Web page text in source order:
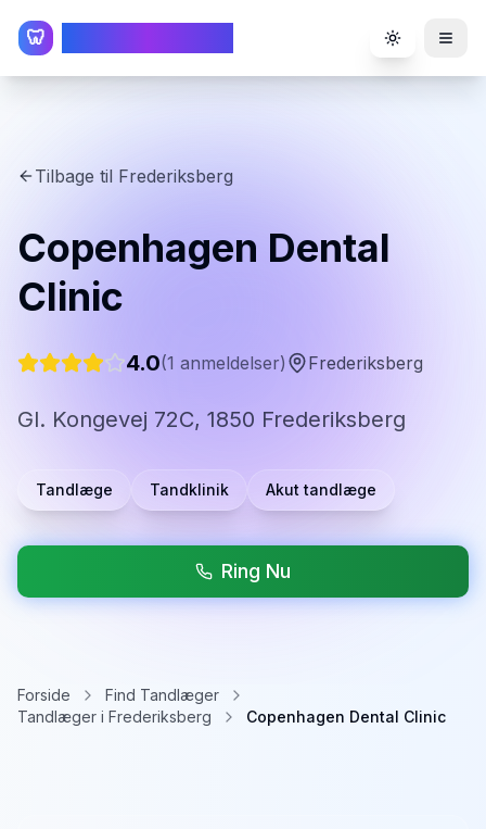
🦷 Toggle
Tilbage til Frederiksberg
Copenhagen Dental
Clinic
4.0(1 anmeldelser) Frederiksberg
Gl. Kongevej 72C, 1850 Frederiksberg
Tandlæge Tandklinik Akut tandlæge
Ring Nu
Forside
Find Tandlæger
Tandlæger i Frederiksberg
Copenhagen Dental Clinic